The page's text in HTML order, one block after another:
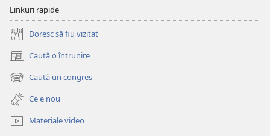
Linkuri rapide
Doresc să fiu vizitat
Caută o întrunire
(se
deschide
o
fereastră
nouă)
Caută un congres
(se
deschide
o
fereastră
nouă)
Ce e nou
Materiale video